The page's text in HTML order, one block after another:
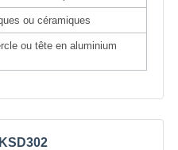
ou céramiques
ou tête en aluminium